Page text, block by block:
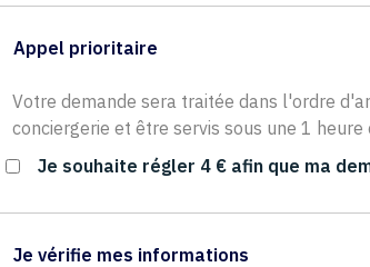
Appel prioritaire
Votre demande sera traitée dans l'ordre
conciergerie et être servis sous une 1 heure
Je souhaite régler 4 € afin que ma
Je vérifie mes informations